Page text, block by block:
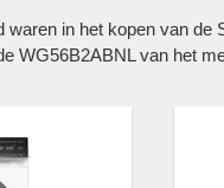
waren in het kopen van
WG56B2ABNL van het